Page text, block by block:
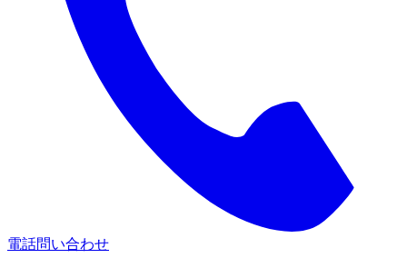
電話問い合わせ